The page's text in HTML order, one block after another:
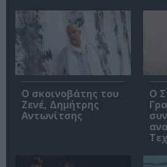
Ο σκοινοβάτης του
Ζενέ, Δημήτρης
Αντωνίτσης
Ο